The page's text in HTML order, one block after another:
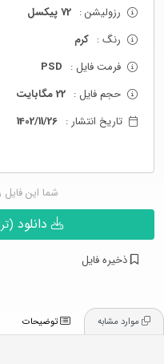
رزولیشن : 72 پیکسل
رنگ : کرم
فرمت فایل : PSD
حجم فایل : 22 مگابایت
تاریخ انتشار : 1402/11/26
شما این فایل
ذخیره فایل
توضیحات